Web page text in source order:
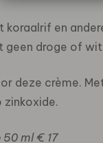
en
geen droge of
deze crème.
zinkoxide.
ml € 17